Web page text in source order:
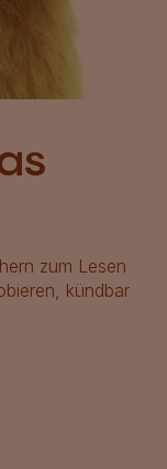
zum Lesen
kündbar